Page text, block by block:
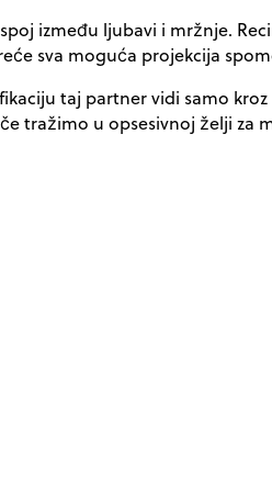
između ljubavi i mržnje.
sva moguća projekcija
taj partner vidi samo
tražimo u opsesivnoj želji za